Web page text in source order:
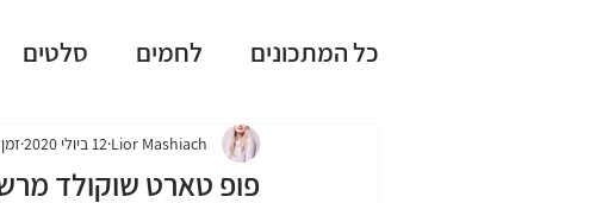
כל המתכונים לחמים סלטים
עוגות שמרים עוגות בחושות
פופ טארט שוקולד
Lior Mashiach 12 ביולי 2020 זמן